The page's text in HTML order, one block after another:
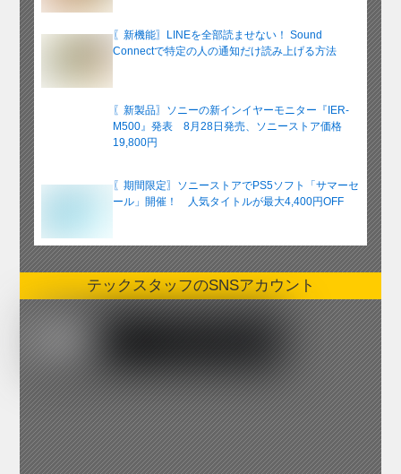
〖新機能〗LINEを全部読ませない！ Sound
Connectで特定の人の通知だけ読み上げる方法
〖新製品〗ソニーの新インイヤーモニター『IER-
M500』発表 8月28日発売、ソニーストア価格
19,800円
〖期間限定〗ソニーストアでPS5ソフト「サマーセ
ール」開催！ 人気タイトルが最大4,400円OFF
テックスタッフのSNSアカウント